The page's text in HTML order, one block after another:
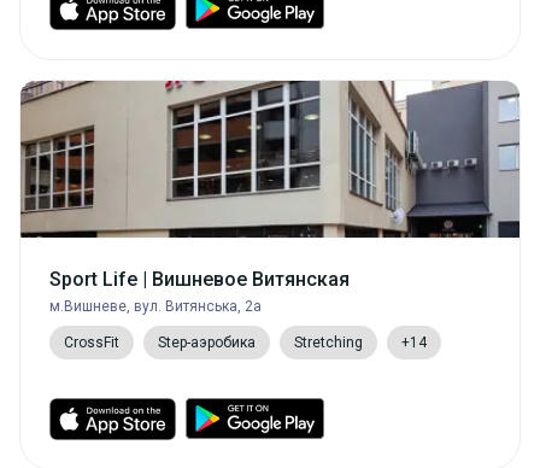
Sport Life | Вишневое Витянская
м.Вишневе, вул. Витянська, 2а
CrossFit Step-аэробика Stretching +14